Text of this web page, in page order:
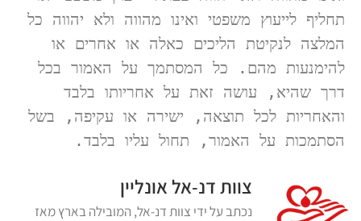
תחליף לייעוץ משפטי ואינו מהווה ולא יהווה כל
המלצה לנקיטת הליכים כאלה או אחרים או
להימנעות מהם. כל המסתמך על האמור בכל
דרך שהיא, עושה זאת על אחריותו בלבד
והאחריות לכל תוצאה, ישירה או עקיפה, בשל
הסתמכות על האמור, תחול עליו בלבד.
צוות דנ-אל אונליין
נכתב על ידי צוות דנ-אל, המובילה בארץ מאז